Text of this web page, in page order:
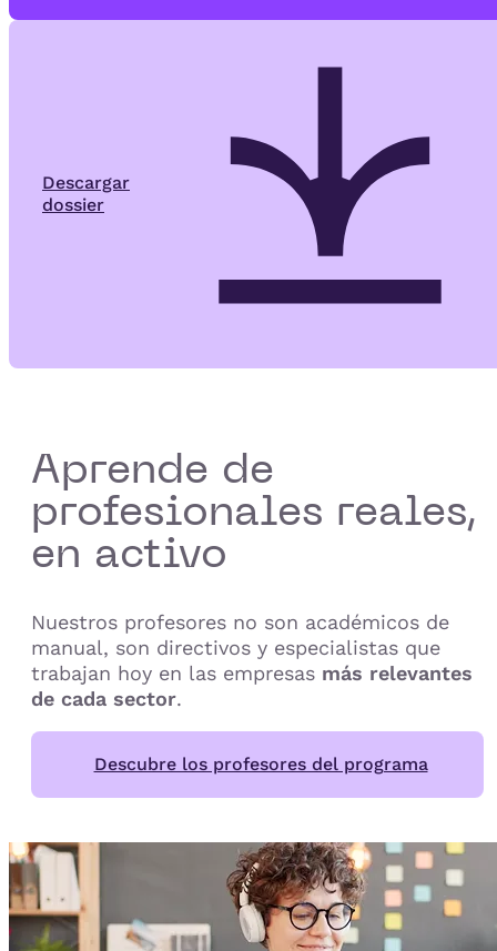
Descargar
dossier
Aprende de
profesionales reales,
en activo
Nuestros profesores no son académicos de
manual, son directivos y especialistas que
trabajan hoy en las empresas más relevantes
de cada sector.
Descubre los profesores del programa